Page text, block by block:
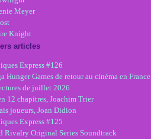
Meyer
Knight
articles
Express #126
Hunger Games de retour au cinéma en France
de juillet 2026
12 chapitres, Joachim Trier
joueurs, Joan Didion
Express #125
Rivalry Original Series Soundtrack